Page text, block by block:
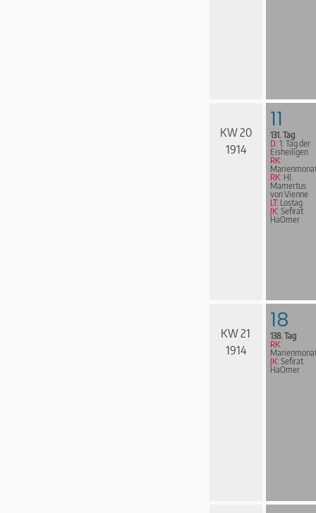
KW 20
1914
11
131. Tag
D: 1. Tag der
Eisheiligen
RK:
RK: Hl.
Mamertus
von Vienne
LT: Lostag
JK: Sefirat
HaOmer
KW 21
1914
18
138. Tag
RK:
JK: Sefirat
HaOmer